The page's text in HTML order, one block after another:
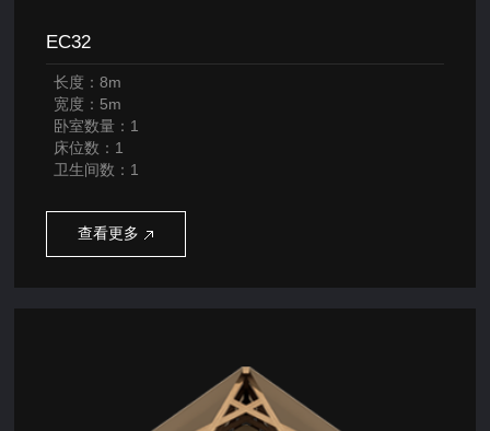
EC32
长度：8m
宽度：5m
卧室数量：1
床位数：1
卫生间数：1
查看更多